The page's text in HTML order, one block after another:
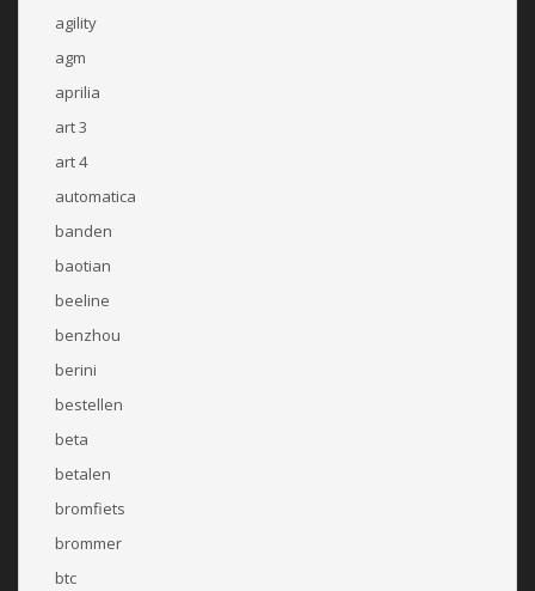
agility
agm
aprilia
art 3
art 4
automatica
banden
baotian
beeline
benzhou
berini
bestellen
beta
betalen
bromfiets
brommer
btc